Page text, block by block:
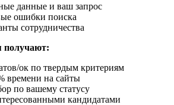
данные и ваш запрос
ошибки поиска
сотрудничества
получают:
ок по твердым критериям
времени на сайты
по вашему статусу
кандидатами